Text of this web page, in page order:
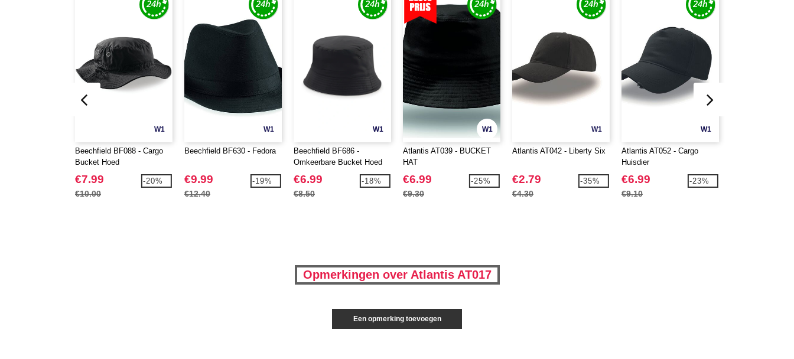
W1
Beechfield BF088 - Cargo
Bucket Hoed
€7.99
€10.00
-20%
W1
Beechfield BF630 - Fedora
€9.99
€12.40
-19%
W1
Beechfield BF686 -
Omkeerbare Bucket Hoed
€6.99
€8.50
-18%
W1
Atlantis AT039 - BUCKET
HAT
€6.99
€9.30
-25%
W1
Atlantis AT042 - Liberty Six
€2.79
€4.30
-35%
W1
Atlantis AT052 - Cargo
Huisdier
€6.99
€9.10
-23%
Opmerkingen over Atlantis AT017
Een opmerking toevoegen